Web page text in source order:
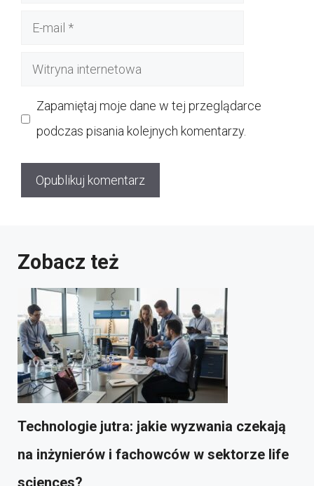
Witryna
Zapamiętaj moje dane w tej przeglądarce
podczas pisania kolejnych komentarzy.
Zobacz też
Technologie jutra: jakie wyzwania czekają
na inżynierów i fachowców w sektorze life